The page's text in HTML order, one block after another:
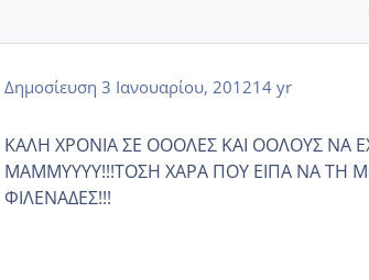
Δημοσίευση 3 Ιανουαρίου, 201214 yr
ΚΑΛΗ ΧΡΟΝΙΑ ΣΕ ΟΟΟΛΕΣ ΚΑΙ ΟΟΛΟΥΣ ΝΑ
ΜΑΜΜΥΥΥΥ!!!ΤΟΣΗ ΧΑΡΑ ΠΟΥ ΕΙΠΑ ΝΑ ΤΗ
ΦΙΛΕΝΑΔΕΣ!!!